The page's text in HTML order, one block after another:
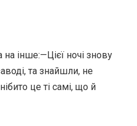
інше:—Цієї ночі знову
та знайшли, не
це ті самі, що й